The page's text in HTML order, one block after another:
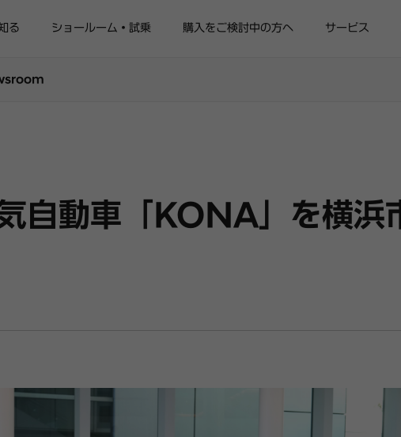
る ショールーム・試乗 購入をご検討中の方へ サービス
動車「KONA」を横浜